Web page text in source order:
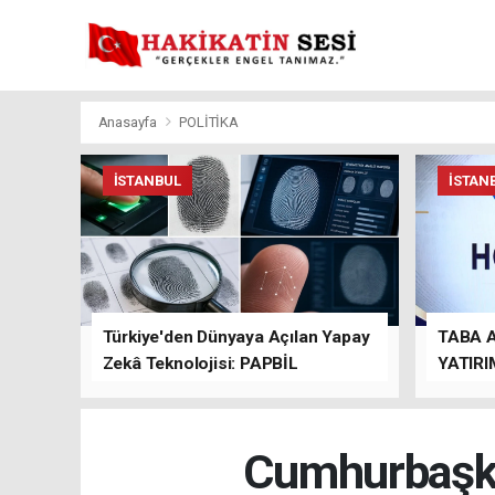
Anasayfa POLİTİKA
İSTANBUL
Türkiye'den Dünyaya Açılan Yapay
Zekâ Teknolojisi: PAPBİL
TABA